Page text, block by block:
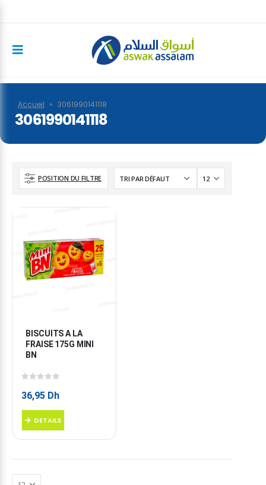
Accueil » 3061990141118
3061990141118
POSITION DU FILTRE
BISCUITS A LA
FRAISE 175G MINI
BN
36,95 Dh
DETAILS